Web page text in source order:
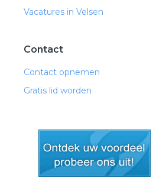
Vacatures in Velsen
Contact
Contact opnemen
Gratis lid worden